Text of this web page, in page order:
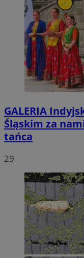
GALERIA
Śląskim za
tańca
29